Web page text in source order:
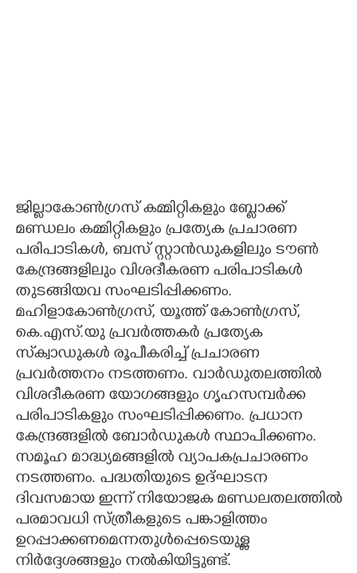
ജില്ലാകോൺഗ്രസ് കമ്മിറ്റികളും ബ്ലോക്ക്
മണ്ഡലം കമ്മിറ്റികളും പ്രത്യേക പ്രചാരണ
പരിപാടികൾ, ബസ് സ്റ്റാൻഡുകളിലും ടൗൺ
കേന്ദ്രങ്ങളിലും വിശദീകരണ പരിപാടികൾ
തുടങ്ങിയവ സംഘടിപ്പിക്കണം.
മഹിളാകോൺഗ്രസ്, യൂത്ത് കോൺഗ്രസ്,
കെ.എസ്.യു പ്രവർത്തകർ പ്രത്യേക
സ്‌ക്വാഡുകൾ രൂപീകരിച്ച് പ്രചാരണ
പ്രവർത്തനം നടത്തണം. വാർഡുതലത്തിൽ
വിശദീകരണ യോഗങ്ങളും ഗൃഹസമ്പർക്ക
പരിപാടികളും സംഘടിപ്പിക്കണം. പ്രധാന
കേന്ദ്രങ്ങളിൽ ബോർഡുകൾ സ്ഥാപിക്കണം.
സമൂഹ മാദ്ധ്യമങ്ങളിൽ വ്യാപകപ്രചാരണം
നടത്തണം. പദ്ധതിയുടെ ഉദ്ഘാടന
ദിവസമായ ഇന്ന് നിയോജക മണ്ഡലതലത്തിൽ
പരമാവധി സ്ത്രീകളുടെ പങ്കാളിത്തം
ഉറപ്പാക്കണമെന്നതുൾപ്പെടെയുള്ള
നിർദ്ദേശങ്ങളും നൽകിയിട്ടുണ്ട്.